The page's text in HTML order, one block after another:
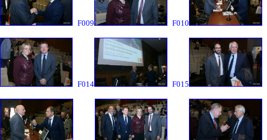
F009 F010
F014 F015